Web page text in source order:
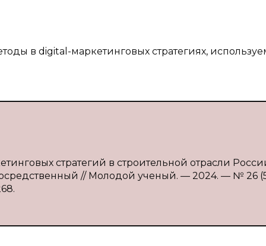
в digital-маркетинговых стратегиях,
стратегий в строительной отрасли
// Молодой ученый. — 2024. — № 26